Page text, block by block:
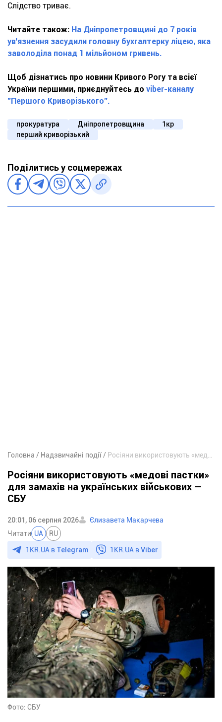
Слідство триває.
Читайте також: На Дніпропетровщині до 7 років
ув'язнення засудили головну бухгалтерку ліцею, яка
заволоділа понад 1 мільйоном гривень.
Щоб дізнатись про новини Кривого Рогу та всієї
України першими, приєднуйтесь до viber-каналу
"Першого Криворізького".
прокуратура Дніпропетровщина
1кр
перший криворізький
Поділитись у соцмережах
Головна Надзвичайні події
Росіяни використовують «медові пастки»
для замахів на українських військових —
СБУ
20:01, 06 серпня 2026
Єлизавета Макарчева
Читати UA RU
1KR.UA в Telegram 1KR.UA вViber
Фото: СБУ